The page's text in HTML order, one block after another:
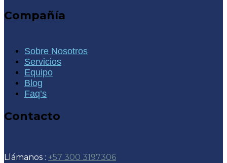
Compañía
Sobre Nosotros
Servicios
Equipo
Blog
Faq’s
Contacto
Llámanos : +57 300 3197306